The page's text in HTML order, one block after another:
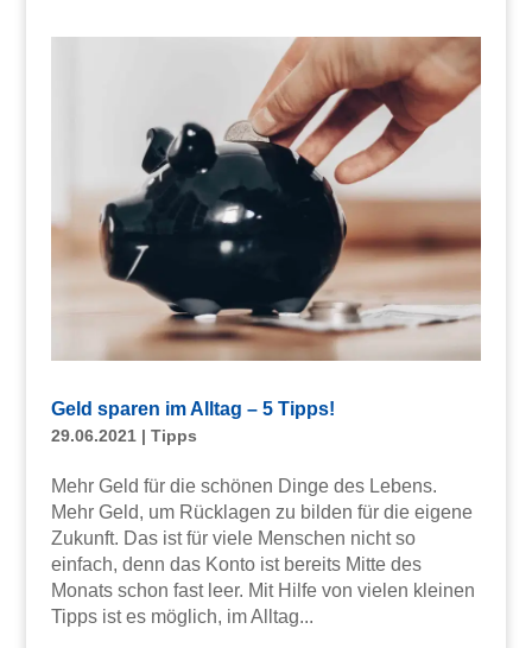
Geld sparen im Alltag – 5 Tipps!
29.06.2021| Tipps
Mehr Geld für die schönen Dinge des Lebens.
Mehr Geld, um Rücklagen zu bilden für die eigene
Zukunft. Das ist für viele Menschen nicht so
einfach, denn das Konto ist bereits Mitte des
Monats schon fast leer. Mit Hilfe von vielen kleinen
Tipps ist es möglich, im Alltag...